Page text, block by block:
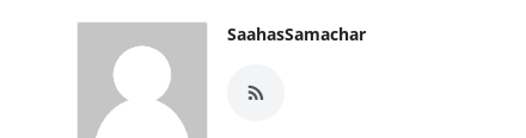
SaahasSamachar